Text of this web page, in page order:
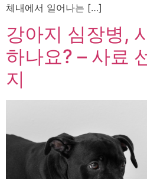
체내에서 일어나는 […]
강아지 심장병,
하나요? – 사료
지